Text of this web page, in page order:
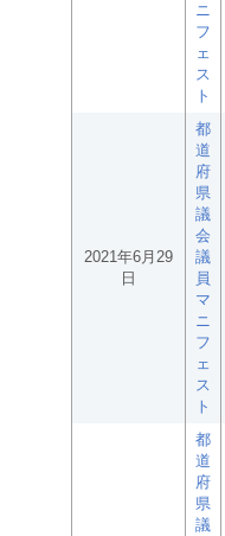
ニ
フ
ェ
ス
ト
2021年6月29
日
都
道
府
県
議
会
議
員
マ
ニ
フ
ェ
ス
ト
都
道
府
県
議